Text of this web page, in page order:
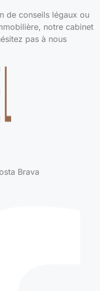
de conseils légaux ou
notre cabinet
pas à nous
Brava